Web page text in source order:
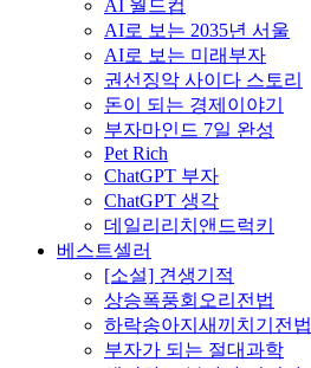
AI 월드컵
AI로 보는 2035년 서울
AI로 보는 미래부자
권선징악 사이다 스토리
돈이 되는 경제이야기
부자마인드 7일 완성
Pet Rich
ChatGPT 부자
ChatGPT 생각
데일리리치앤드럭키
베스트셀러
[소설] 견생기적
상승폭풍회오리전법
하락송아지새끼치기전법
부자가 되는 절대과학